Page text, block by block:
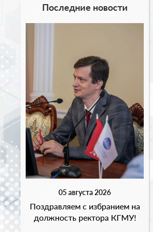
Последние новости
05 августа 2026
Поздравляем с избранием на
должность ректора КГМУ!